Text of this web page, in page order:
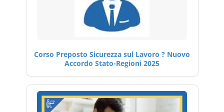
Corso Preposto Sicurezza sul Lavoro ? Nuovo
Accordo Stato-Regioni 2025